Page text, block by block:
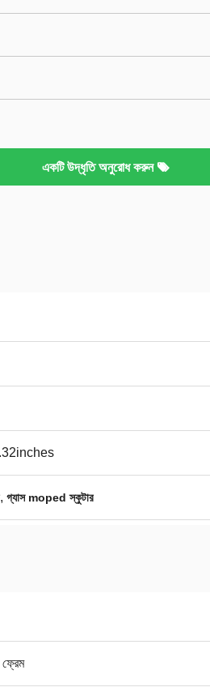
একটি উদ্ধৃতি অনুরোধ করুন
, গ্যাস moped স্কুটার